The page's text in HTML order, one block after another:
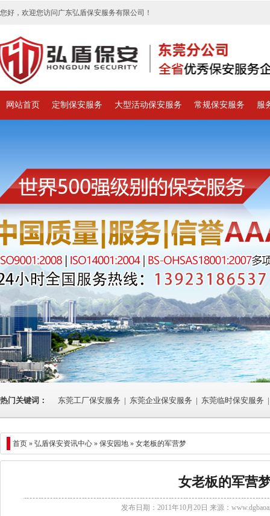
您好，欢迎您访问广东弘盾保安服务有限公司！
网站首页 定制保安服务 大型活动保安服务 常规保安服务 服
热门关键词： 东莞工厂保安服务 | 东莞企业保安服务 | 东莞临时保安服务 |
首页 » 弘盾保安资讯中心 » 保安园地 » 女老板的军营梦
女老板的军营
发布日期：2011年10月20日 来源：